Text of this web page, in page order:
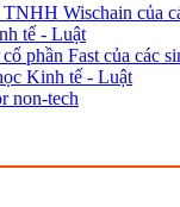
Wischain của
tế - Luật
phần Fast của các
Kinh tế - Luật
non-tech